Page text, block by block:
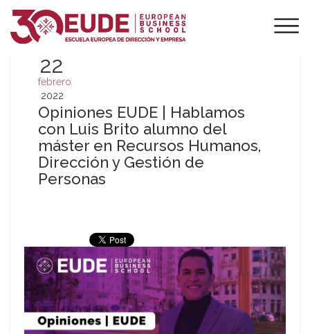
22
febrero
2022
Opiniones EUDE | Hablamos
con Luis Brito alumno del
máster en Recursos Humanos,
Dirección y Gestión de
Personas